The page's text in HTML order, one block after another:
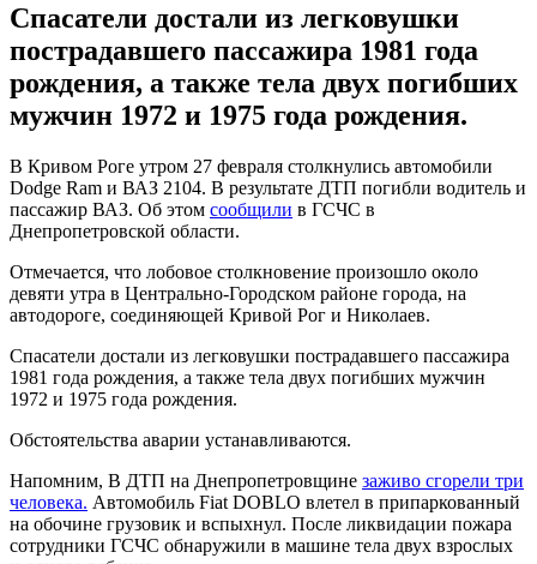
Спасатели достали из легковушки
пострадавшего пассажира 1981 года
рождения, а также тела двух погибших
мужчин 1972 и 1975 года рождения.
В Кривом Роге утром 27 февраля столкнулись автомобили
Dodge Ram и ВАЗ 2104. В результате ДТП погибли водитель и
пассажир ВАЗ. Об этом сообщили в ГСЧС в
Днепропетровской области.
Отмечается, что лобовое столкновение произошло около
девяти утра в Центрально-Городском районе города, на
автодороге, соединяющей Кривой Рог и Николаев.
Спасатели достали из легковушки пострадавшего пассажира
1981 года рождения, а также тела двух погибших мужчин
1972 и 1975 года рождения.
Обстоятельства аварии устанавливаются.
Напомним, В ДТП на Днепропетровщине заживо сгорели три
человека. Автомобиль Fiat DOBLO влетел в припаркованный
на обочине грузовик и вспыхнул. После ликвидации пожара
сотрудники ГСЧС обнаружили в машине тела двух взрослых